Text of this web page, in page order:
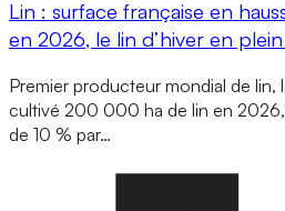
Lin : surface française en
en 2026, le lin d’hiver en
Premier producteur mondial de lin,
cultivé 200 000 ha de lin en
de 10 % par…